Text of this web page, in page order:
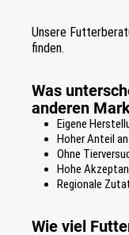
Unsere
finden.
Was
anderen
Eigene
Hoher Anteil
Ohne
Hohe
Regionale
Wie viel